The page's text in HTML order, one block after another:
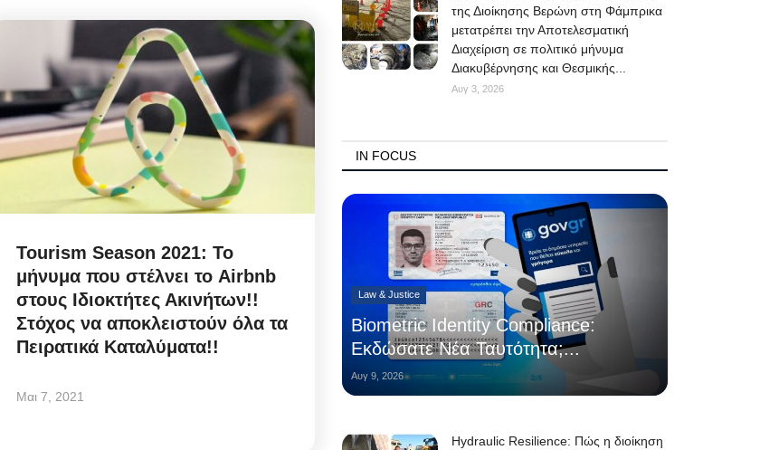
Tourism Season 2021: Το
μήνυμα που στέλνει το Airbnb
στους Ιδιοκτήτες Ακινήτων!!
Στόχος να αποκλειστούν όλα τα
Πειρατικά Καταλύματα!!
Μαι 7, 2021
της Διοίκησης Βερώνη στη Φάμπρικα
μετατρέπει την Αποτελεσματική
Διαχείριση σε πολιτικό μήνυμα
Διακυβέρνησης και Θεσμικής...
Αυγ 3, 2026
IN FOCUS
Law & Justice
Biometric Identity Compliance:
Εκδώσατε Νέα Ταυτότητα;...
Αυγ 9, 2026
Hydraulic Resilience: Πώς η διοίκηση